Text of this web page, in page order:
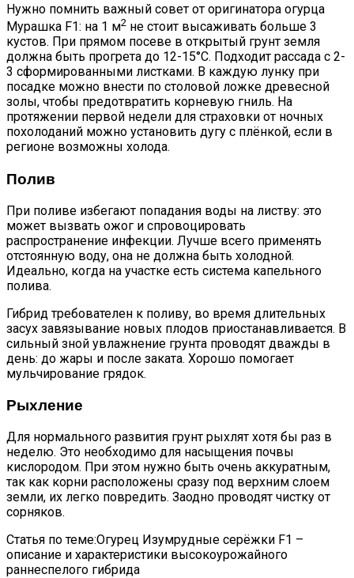
Нужно помнить важный совет от оригинатора огурца
Мурашка F1: на 1 м2 не стоит высаживать больше 3
кустов. При прямом посеве в открытый грунт земля
должна быть прогрета до 12-15°С. Подходит рассада с 2-
3 сформированными листками. В каждую лунку при
посадке можно внести по столовой ложке древесной
золы, чтобы предотвратить корневую гниль. На
протяжении первой недели для страховки от ночных
похолоданий можно установить дугу с плёнкой, если в
регионе возможны холода.
Полив
При поливе избегают попадания воды на листву: это
может вызвать ожог и спровоцировать
распространение инфекции. Лучше всего применять
отстоянную воду, она не должна быть холодной.
Идеально, когда на участке есть система капельного
полива.
Гибрид требователен к поливу, во время длительных
засух завязывание новых плодов приостанавливается. В
сильный зной увлажнение грунта проводят дважды в
день: до жары и после заката. Хорошо помогает
мульчирование грядок.
Рыхление
Для нормального развития грунт рыхлят хотя бы раз в
неделю. Это необходимо для насыщения почвы
кислородом. При этом нужно быть очень аккуратным,
так как корни расположены сразу под верхним слоем
земли, их легко повредить. Заодно проводят чистку от
сорняков.
Статья по теме:Огурец Изумрудные серёжки F1 –
описание и характеристики высокоурожайного
раннеспелого гибрида